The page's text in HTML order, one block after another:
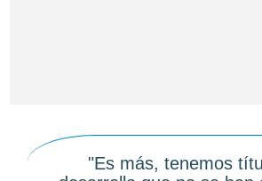
"Es más, tenemos